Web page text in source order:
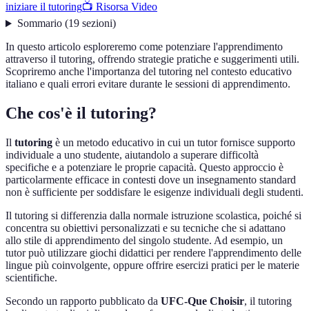
iniziare il tutoring📺 Risorsa Video
Sommario(19 sezioni)
In questo articolo esploreremo come potenziare l'apprendimento
attraverso il tutoring, offrendo strategie pratiche e suggerimenti utili.
Scopriremo anche l'importanza del tutoring nel contesto educativo
italiano e quali errori evitare durante le sessioni di apprendimento.
Che cos'è il tutoring?
Il tutoring è un metodo educativo in cui un tutor fornisce supporto
individuale a uno studente, aiutandolo a superare difficoltà
specifiche e a potenziare le proprie capacità. Questo approccio è
particolarmente efficace in contesti dove un insegnamento standard
non è sufficiente per soddisfare le esigenze individuali degli studenti.
Il tutoring si differenzia dalla normale istruzione scolastica, poiché si
concentra su obiettivi personalizzati e su tecniche che si adattano
allo stile di apprendimento del singolo studente. Ad esempio, un
tutor può utilizzare giochi didattici per rendere l'apprendimento delle
lingue più coinvolgente, oppure offrire esercizi pratici per le materie
scientifiche.
Secondo un rapporto pubblicato da UFC-Que Choisir, il tutoring